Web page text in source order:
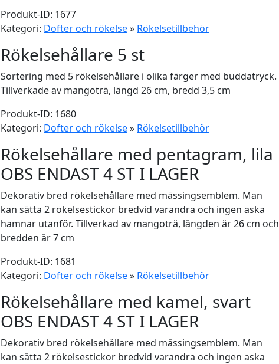
Produkt-ID: 1677
Kategori: Dofter och rökelse» Rökelsetillbehör
Rökelsehållare 5 st
Sortering med 5 rökelsehållare i olika färger med buddatryck.
Tillverkade av mangoträ, längd 26 cm, bredd 3,5 cm
Produkt-ID: 1680
Kategori: Dofter och rökelse» Rökelsetillbehör
Rökelsehållare med pentagram, lila
OBS ENDAST 4 ST I LAGER
Dekorativ bred rökelsehållare med mässingsemblem. Man
kan sätta 2 rökelsestickor bredvid varandra och ingen aska
hamnar utanför. Tillverkad av mangoträ, längden är 26 cm och
bredden är 7 cm
Produkt-ID: 1681
Kategori: Dofter och rökelse» Rökelsetillbehör
Rökelsehållare med kamel, svart
OBS ENDAST 4 ST I LAGER
Dekorativ bred rökelsehållare med mässingsemblem. Man
kan sätta 2 rökelsestickor bredvid varandra och ingen aska